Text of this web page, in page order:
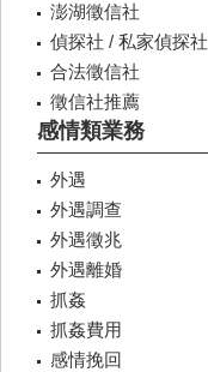
澎湖徵信社
偵探社 / 私家偵探社
合法徵信社
徵信社推薦
感情類業務
外遇
外遇調查
外遇徵兆
外遇離婚
抓姦
抓姦費用
感情挽回